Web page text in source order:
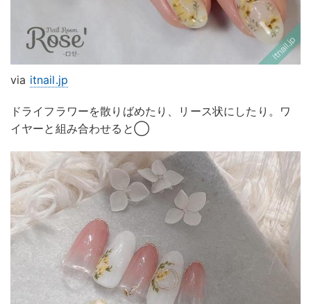
via itnail.jp
ドライフラワーを散りばめたり、リース状にしたり。ワ
イヤーと組み合わせると◯